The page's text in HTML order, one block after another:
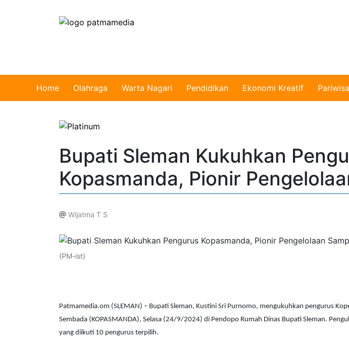
Home Olahraga Warta Nagari Pendidikan Ekonomi Kreatif
Bupati Sleman Kukuhkan
Kopasmanda, Pionir
Wijatma T S
(PM-ist)
Patmamedia.om (SLEMAN) – Bupati Sleman, Kustini Sri Purnomo, mengukuhkan pengurus
Sembada (KOPASMANDA), Selasa (24/9/2024) di Pendopo Rumah Dinas Bupati Sleman.
yang diikuti 10 pengurus terpilih.